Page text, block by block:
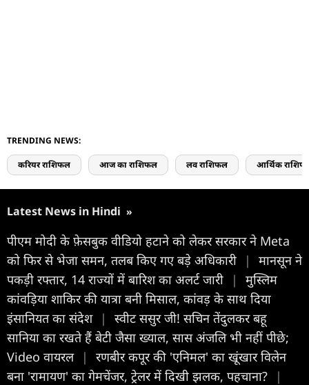
TRENDING NEWS:
करियर राशिफल आज का राशिफल लव राशिफल आर्थिक
Latest News in Hindi »
पीएम मोदी के फ़ेसबुक वीडियो हटाने को लेकर सरकार ने Meta
को फिर से भेजा समन, तलब किए गए बड़े अधिकारी
|
मानसून ने
पकड़ी रफ्तार, 14 राज्यों में बारिश का अलर्ट जारी
|
मुस्लिम
कांवड़िया शाकिर की यात्रा बनी मिसाल, कांवड़ के साथ दिया
इंसानियत का संदेश |
स्वीट ससुर जी! सचिन तेंदुलकर बहू
सानिया का रखते हैं बेटी जैसा ख्याल, सास अंजलि भी नहीं पीछे;
Video वायरल |
रणबीर कपूर की 'एनिमल' का खूंखार विलेन
बना 'रामायण' का गेमचेंजर, ट्रेलर में दिखी झलक, पहचाना?
|